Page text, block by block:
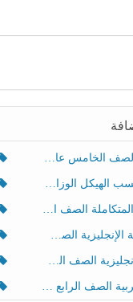
الدراسي الثالث 2025-2026
انسبير الفصل الثالث
الرابع الفصل الثالث